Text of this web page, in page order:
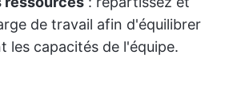
de travail afin d'équilibrer
les capacités de l'équipe.